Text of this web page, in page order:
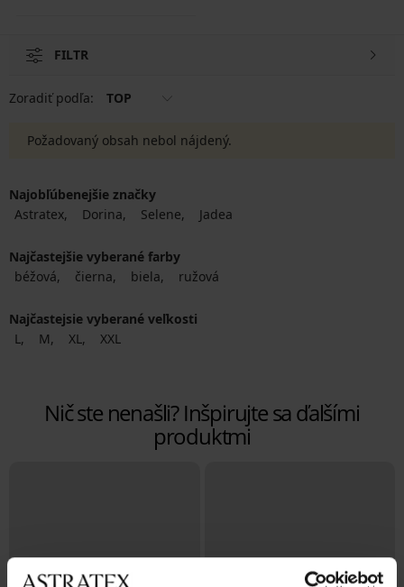
FILTR
Zoradiť podľa: TOP
Požadovaný obsah nebol nájdený.
Najobľúbenejšie značky
Astratex
Dorina Selene Jadea
Najčastejšie vyberané farby
béžová
čierna biela ružová
Najčastejsie vyberané veľkosti
L
M XL XXL
Nič ste nenašli? Inšpirujte sa ďalšími
produktmi